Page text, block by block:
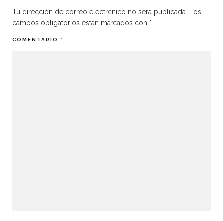
Tu dirección de correo electrónico no será publicada.
Los
campos obligatorios están marcados con *
COMENTARIO *